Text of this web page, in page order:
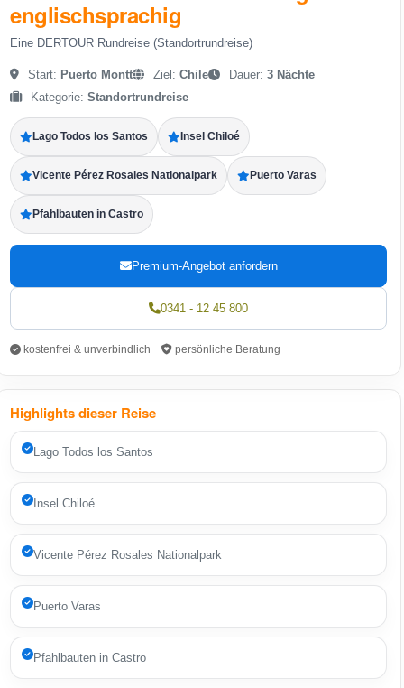
englischsprachig
Eine DERTOUR Rundreise (Standortrundreise)
Start: Puerto Montt Ziel: Chile Dauer: 3 Nächte
Kategorie: Standortrundreise
Lago Todos los Santos Insel Chiloé
Vicente Pérez Rosales Nationalpark Puerto Varas
Pfahlbauten in Castro
Premium-Angebot anfordern
0341 - 12 45 800
kostenfrei & unverbindlich persönliche Beratung
Highlights dieser Reise
Lago Todos los Santos
Insel Chiloé
Vicente Pérez Rosales Nationalpark
Puerto Varas
Pfahlbauten in Castro